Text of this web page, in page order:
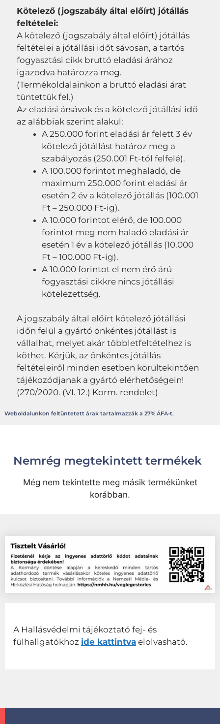
Kötelező (jogszabály által előírt) jótállás
feltételei:
A kötelező (jogszabály által előírt) jótállás
feltételei a jótállási időt sávosan, a tartós
fogyasztási cikk bruttó eladási árához
igazodva határozza meg.
(Termékoldalainkon a bruttó eladási árat
tüntettük fel.)
Az eladási ársávok és a kötelező jótállási idő
az alábbiak szerint alakul:
A 250.000 forint eladási ár felett 3 év
kötelező jótállást határoz meg a
szabályozás (250.001 Ft-tól felfelé).
A 100.000 forintot meghaladó, de
maximum 250.000 forint eladási ár
esetén 2 év a kötelező jótállás (100.001
Ft – 250.000 Ft-ig).
A 10.000 forintot elérő, de 100.000
forintot meg nem haladó eladási ár
esetén 1 év a kötelező jótállás (10.000
Ft – 100.000 Ft-ig).
A 10.000 forintot el nem érő árú
fogyasztási cikkre nincs jótállási
kötelezettség.
A jogszabály által előírt kötelező jótállási
időn felül a gyártó önkéntes jótállást is
vállalhat, melyet akár többletfeltételhez is
köthet. Kérjük, az önkéntes jótállás
feltételeiről minden esetben körültekintően
tájékozódjanak a gyártó elérhetőségein!
(270/2020. (VI. 12.) Korm. rendelet)
Weboldalunkon feltüntetett árak tartalmazzák a 27% ÁFA-t.
Nemrég megtekintett termékek
Még nem tekintette meg másik termékünket
korábban.
A Hallásvédelmi tájékoztató fej- és
fülhallgatókhoz ide kattintva elolvasható.